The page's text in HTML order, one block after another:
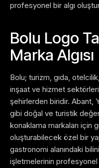
profesyonel bir algı
Bolu Logo
Marka Algısı
Bolu; turizm, gıda,
inşaat ve hizmet
şehirlerden biridir. Abant,
gibi doğal ve turistik
konaklama markaları için
oluşturabilecek özel bir
gastronomi alanındaki
işletmelerinin profesyonel